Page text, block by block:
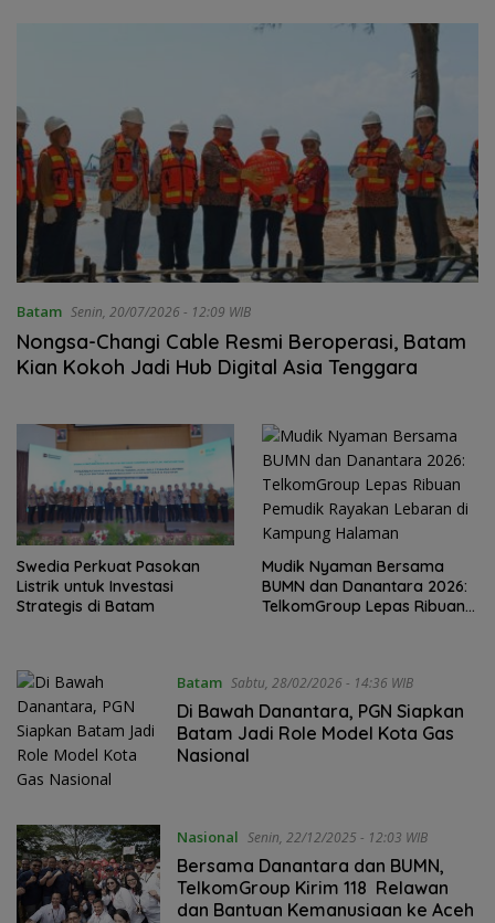
Batam Senin, 20/07/2026 - 12:09 WIB
Nongsa-Changi Cable Resmi Beroperasi, Batam
Kian Kokoh Jadi Hub Digital Asia Tenggara
Swedia Perkuat Pasokan
Listrik untuk Investasi
Strategis di Batam
Mudik Nyaman Bersama
BUMN dan Danantara 2026:
TelkomGroup Lepas Ribuan
Batam
Sabtu, 28/02/2026 - 14:36 WIB
Di Bawah Danantara, PGN Siapkan
Batam Jadi Role Model Kota Gas
Nasional
Nasional Senin, 22/12/2025 - 12:03 WIB
Bersama Danantara dan BUMN,
TelkomGroup Kirim 118 Relawan
dan Bantuan Kemanusiaan ke Aceh